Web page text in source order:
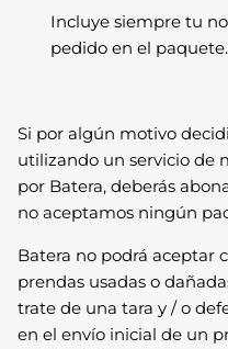
Incluye siempre tu
pedido en el paquete.
Si por algún motivo
utilizando un servicio de
por Batera, deberás
no aceptamos ningún
Batera no podrá aceptar
prendas usadas o
trate de una tara y / o
en el envío inicial de un